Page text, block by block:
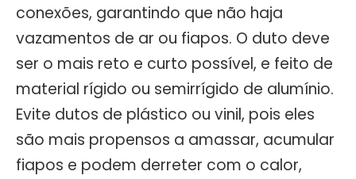
conexões, garantindo que não haja
vazamentos de ar ou fiapos. O duto deve
ser o mais reto e curto possível, e feito de
material rígido ou semirrígido de alumínio.
Evite dutos de plástico ou vinil, pois eles
são mais propensos a amassar, acumular
fiapos e podem derreter com o calor,